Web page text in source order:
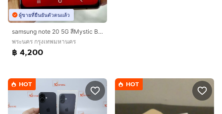
ผู้ขายที่ยืนยันตัวตนแล้ว
samsung note 20 5G สีMystic Bronze
พระนคร กรุงเทพมหานคร
฿ 4,200
HOT HOT